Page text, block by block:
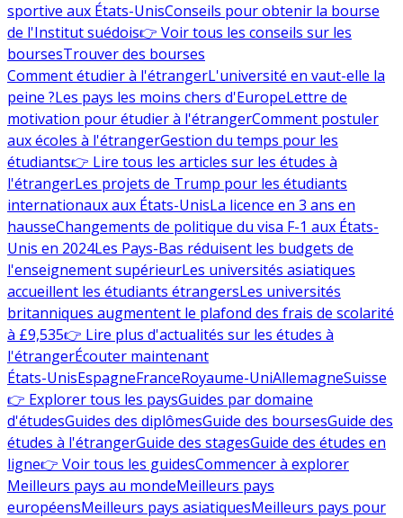
sportive aux États-UnisConseils pour obtenir la bourse
de l'Institut suédois👉 Voir tous les conseils sur les
boursesTrouver des bourses
Comment étudier à l'étrangerL'université en vaut-elle la
peine ?Les pays les moins chers d'EuropeLettre de
motivation pour étudier à l'étrangerComment postuler
aux écoles à l'étrangerGestion du temps pour les
étudiants👉 Lire tous les articles sur les études à
l'étrangerLes projets de Trump pour les étudiants
internationaux aux États-UnisLa licence en 3 ans en
hausseChangements de politique du visa F-1 aux États-
Unis en 2024Les Pays-Bas réduisent les budgets de
l'enseignement supérieurLes universités asiatiques
accueillent les étudiants étrangersLes universités
britanniques augmentent le plafond des frais de scolarité
à £9,535👉 Lire plus d'actualités sur les études à
l'étrangerÉcouter maintenant
États-UnisEspagneFranceRoyaume-UniAllemagneSuisse
👉 Explorer tous les paysGuides par domaine
d'étudesGuides des diplômesGuide des boursesGuide des
études à l'étrangerGuide des stagesGuide des études en
ligne👉 Voir tous les guidesCommencer à explorer
Meilleurs pays au mondeMeilleurs pays
européensMeilleurs pays asiatiquesMeilleurs pays pour